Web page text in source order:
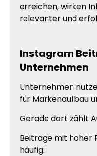
erreichen, wirken
relevanter und
Instagram
Unternehmen
Unternehmen
für Markenaufbau
Gerade dort zählt
Beiträge mit hoher
häufig: